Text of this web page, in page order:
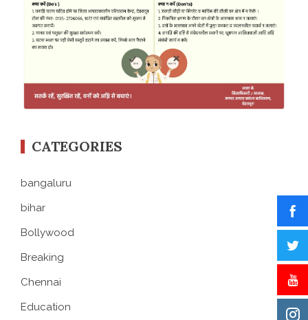
CATEGORIES
bangaluru
bihar
Bollywood
Breaking
Chennai
Education